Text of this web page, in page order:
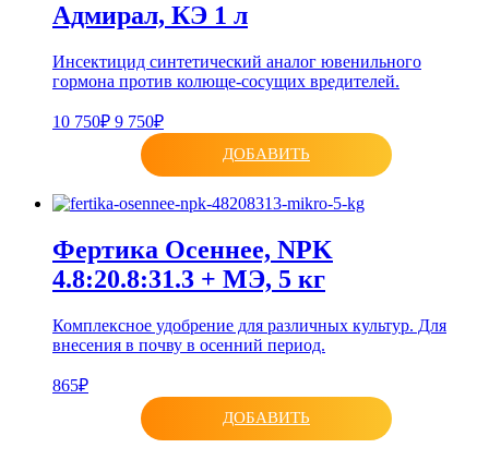
Адмирал, КЭ 1 л
Инсектицид синтетический аналог ювенильного
гормона против колюще-сосущих вредителей.
10 750₽ 9 750₽
ДОБАВИТЬ
Фертика Осеннее, NPK
4.8:20.8:31.3 + МЭ, 5 кг
Комплексное удобрение для различных культур. Для
внесения в почву в осенний период.
865₽
ДОБАВИТЬ